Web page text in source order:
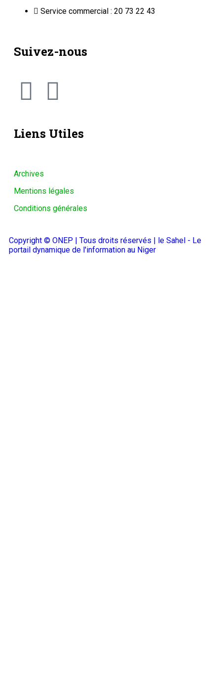
Service commercial : 20 73 22 43
Suivez-nous
Liens Utiles
Archives
Mentions légales
Conditions générales
Copyright © ONEP | Tous droits réservés | le Sahel - Le
portail dynamique de l'information au Niger